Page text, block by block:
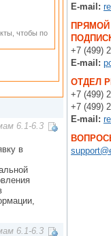
чтобы по
6.1-6.3
в
6.1-6.3
E-mail:
+7 (499)
E-mail:
ОТДЕЛ
+7 (499)
+7 (499)
E-mail: